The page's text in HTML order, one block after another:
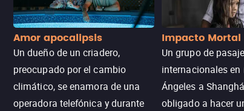
Amor apocalipsis
Un dueño de un criadero,
preocupado por el cambio
climático, se enamora de una
operadora telefónica y durante
Impacto Mortal
Un grupo de
internacionales en
Ángeles a
obligado a hacer